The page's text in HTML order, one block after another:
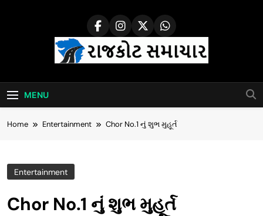
Rajkot Samachar
MENU
Home Entertainment Chor No.1 નું શુભ મુહૂર્ત
Entertainment
Chor No.1 નું શુભ મુહૂર્ત